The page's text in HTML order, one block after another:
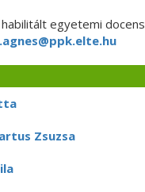
habilitált egyetemi docens
Zsuzsa